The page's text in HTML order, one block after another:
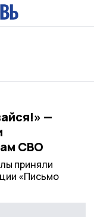
—
СВО
приняли
«Письмо